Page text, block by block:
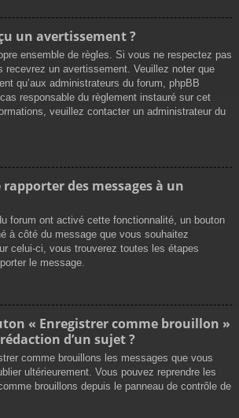
un avertissement ?
ensemble de règles. Si vous ne respectez pas
recevrez un avertissement. Veuillez noter que
qu’aux administrateurs du forum, phpBB
responsable du règlement instauré sur cet
veuillez contacter un administrateur du
des messages à un
forum ont activé cette fonctionnalité, un bouton
à côté du message que vous souhaitez
celui-ci, vous trouverez toutes les étapes
le message.
« Enregistrer comme brouillon »
d’un sujet ?
comme brouillons les messages que vous
ultérieurement. Vous pouvez reprendre les
brouillons depuis le panneau de contrôle de